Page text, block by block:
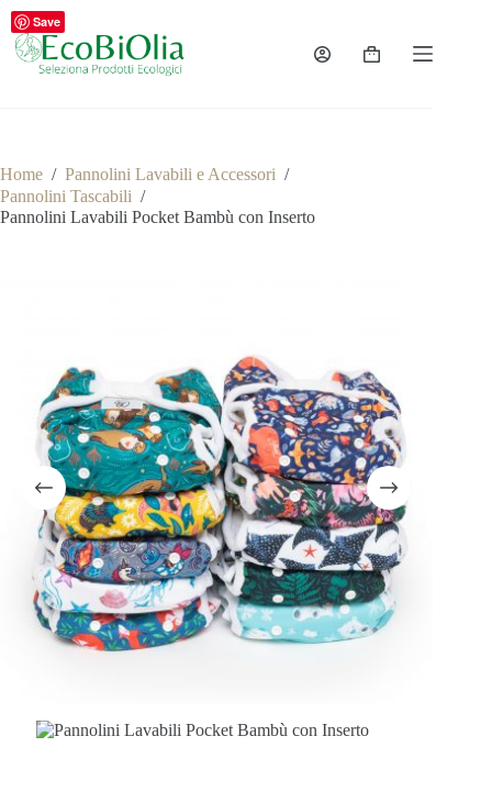
Salta
contenuto
Carrello
Home / Pannolini Lavabili e Accessori /
Pannolini Tascabili /
Pannolini Lavabili Pocket Bambù con Inserto
Save